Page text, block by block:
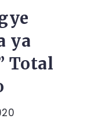
ya
Total